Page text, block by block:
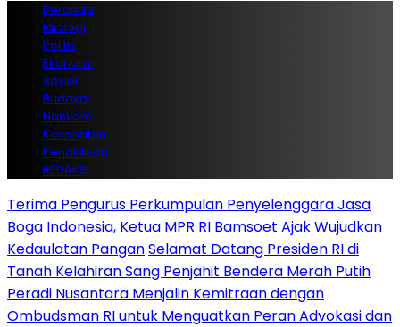
Beranda
Idiologi
Politik
Ekonomi
Sosial
Budaya
Hankam
Kesehatan
Pendidikan
REDAKSI
Terima Pengurus Perkumpulan Penyelenggara Jasa
Boga Indonesia, Ketua MPR RI Bamsoet Ajak Wujudkan
Kedaulatan PanganSelamat Datang Presiden RI di
Tanah Kelahiran Sang Penjahit Bendera Merah Putih
Peradi Nusantara Menjalin Kemitraan dengan
Ombudsman RI untuk Menguatkan Peran Advokasi dan